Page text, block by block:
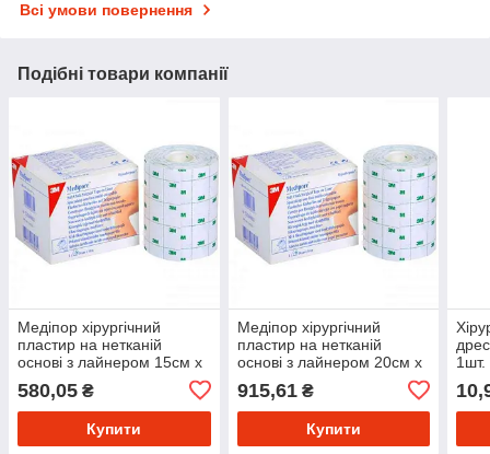
Всі умови повернення
Подібні товари компанії
Медіпор хірургічний
пластир на нетканій
основі з лайнером 15см x
580,05 ₴
Купити
Медіпор хірургічний
пластир на нетканій
основі з лайнером 20см x
915,61₴
Купити
1шт.